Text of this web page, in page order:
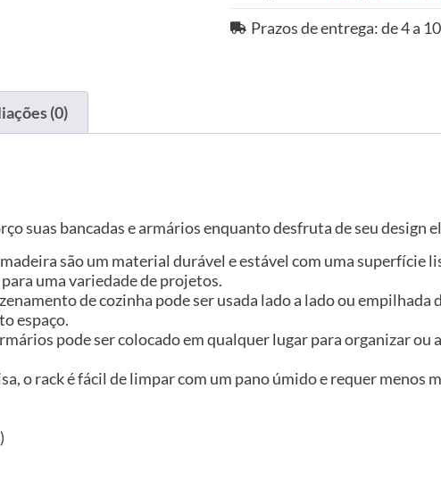
Prazos de entrega: de 4 a
(0)
suas bancadas e armários enquanto desfruta de seu design
são um material durável e estável com uma superfície
uma variedade de projetos.
de cozinha pode ser usada lado a lado ou empilhada
espaço.
pode ser colocado em qualquer lugar para organizar
o rack é fácil de limpar com um pano úmido e requer menos